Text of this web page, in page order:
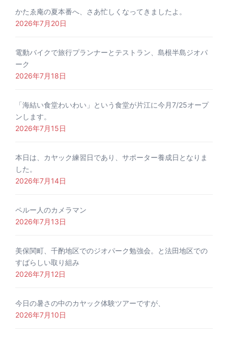
かたゑ庵の夏本番へ、さあ忙しくなってきましたよ。
2026年7月20日
電動バイクで旅行プランナーとテストラン、島根半島ジオパ
ーク
2026年7月18日
「海結い食堂わいわい」という食堂が片江に今月7/25オープ
ンします。
2026年7月15日
本日は、カヤック練習日であり、サポーター養成日となりま
した。
2026年7月14日
ペルー人のカメラマン
2026年7月13日
美保関町、千酌地区でのジオパーク勉強会。と法田地区での
すばらしい取り組み
2026年7月12日
今日の暑さの中のカヤック体験ツアーですが、
2026年7月10日